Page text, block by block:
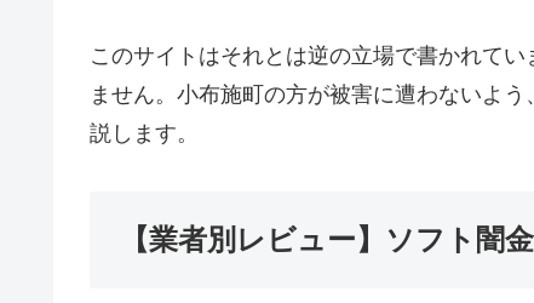
このサイトはそれとは逆の立場で書かれて
ません。小布施町の方が被害に遭わないよ
説します。
【業者別レビュー】ソフト闇